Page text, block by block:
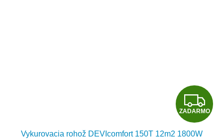
Z
A
ZADARMO
Vykurovacia rohož DEVIcomfort 150T 12m2 1800W